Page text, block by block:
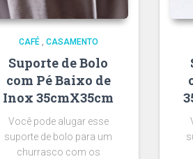
CAFÉ, CASAMENTO
Suporte de Bolo
com Pé Baixo de
Inox 35cmX35cm
Você pode alugar esse
suporte de bolo para um
churrasco com os